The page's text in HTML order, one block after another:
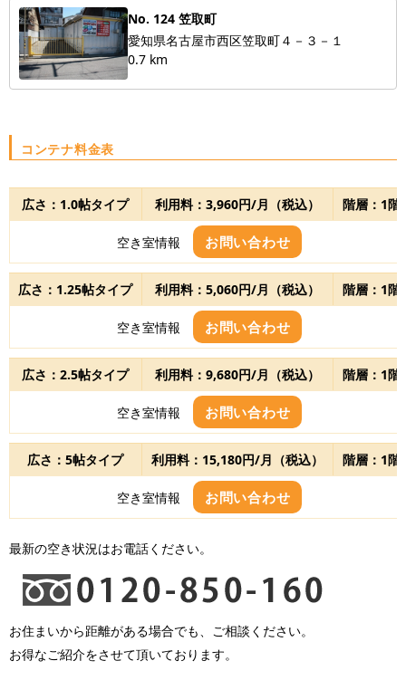
No. 124 笠取町
愛知県名古屋市西区笠取町４－３－１
0.7 km
コンテナ料金表
広さ：1.0帖タイプ 利用料：3,960円/月（税込） 階層：1階
空き室情報 お問い合わせ
広さ：1.25帖タイプ 利用料：5,060円/月（税込） 階層：1階
空き室情報 お問い合わせ
広さ：2.5帖タイプ 利用料：9,680円/月（税込） 階層：1階
空き室情報 お問い合わせ
広さ：5帖タイプ 利用料：15,180円/月（税込） 階層：1階
空き室情報 お問い合わせ
最新の空き状況はお電話ください。
お住まいから距離がある場合でも、ご相談ください。
お得なご紹介をさせて頂いております。